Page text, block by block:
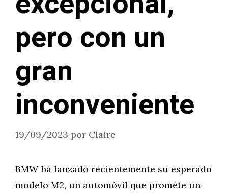
pero con un
gran
inconveniente
19/09/2023 por Claire
BMW ha lanzado recientemente su esperado
modelo M2, un automóvil que promete un